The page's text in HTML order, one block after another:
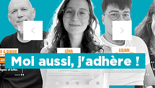
Moi aussi, j'adhère !